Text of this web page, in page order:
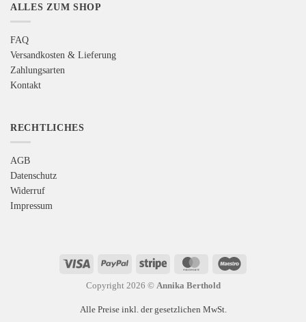
ALLES ZUM SHOP
FAQ
Versandkosten & Lieferung
Zahlungsarten
Kontakt
RECHTLICHES
AGB
Datenschutz
Widerruf
Impressum
Visa PayPal Stripe MasterCard
Copyright 2026 © Annika Berthold
Alle Preise inkl. der gesetzlichen MwSt.